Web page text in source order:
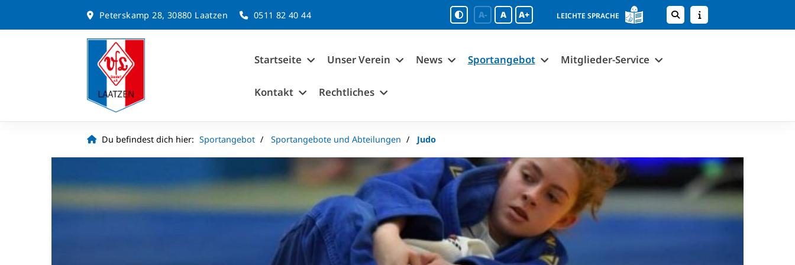
Peterskamp 28, 30880 Laatzen 0511 82 40 44 A- A A+ LEICHTE SPRACHE
Startseite Unser Verein News Sportangebot Mitglieder-Service
Kontakt Rechtliches
Du befindest dich hier: Sportangebot Sportangebote und Abteilungen Judo